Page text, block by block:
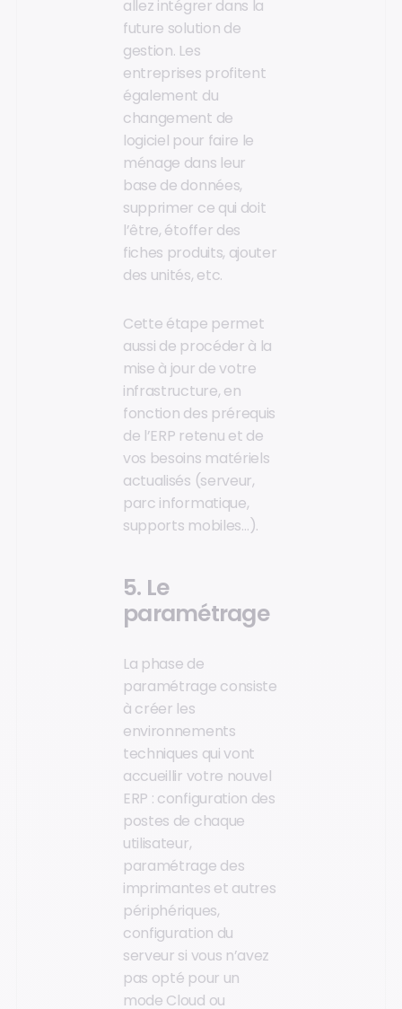
allez intégrer dans la
future solution de
gestion. Les
entreprises profitent
également du
changement de
logiciel pour faire le
ménage dans leur
base de données,
supprimer ce qui doit
l’être, étoffer des
fiches produits, ajouter
des unités, etc.
Cette étape permet
aussi de procéder à la
mise à jour de votre
infrastructure, en
fonction des prérequis
de l’ERP retenu et de
vos besoins matériels
actualisés (serveur,
parc informatique,
supports mobiles…).
5. Le
paramétrage
La phase de
paramétrage consiste
à créer les
environnements
techniques qui vont
accueillir votre nouvel
ERP : configuration des
postes de chaque
utilisateur,
paramétrage des
imprimantes et autres
périphériques,
configuration du
serveur si vous n’avez
pas opté pour un
mode Cloud ou